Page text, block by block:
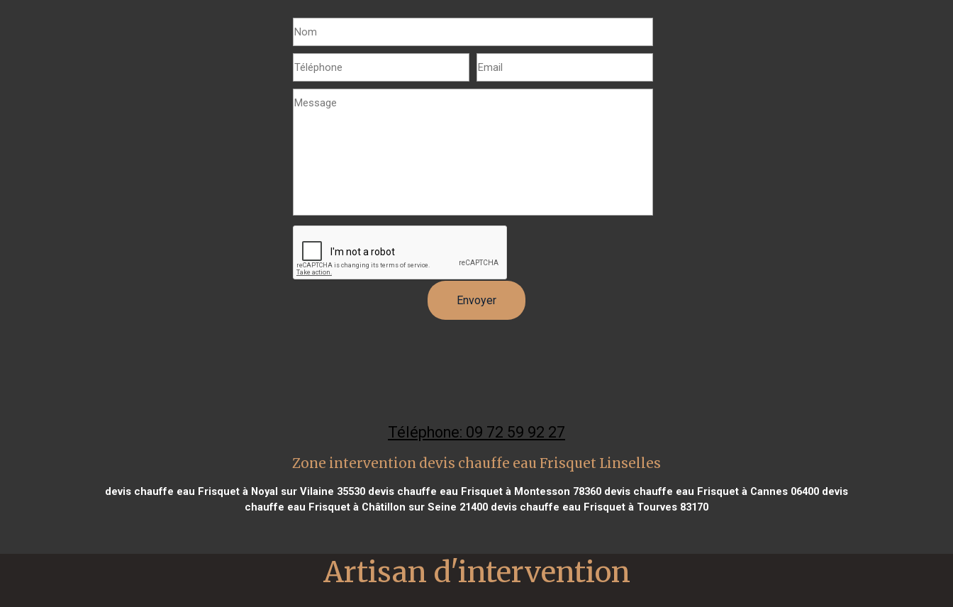
Téléphone: 09 72 59 92 27
Zone intervention devis chauffe eau Frisquet Linselles
devis chauffe eau Frisquet à Noyal sur Vilaine 35530 devis chauffe eau Frisquet à Montesson 78360 devis chauffe eau Frisquet à Cannes 06400 devis
chauffe eau Frisquet à Châtillon sur Seine 21400 devis chauffe eau Frisquet à Tourves 83170
Artisan d'intervention